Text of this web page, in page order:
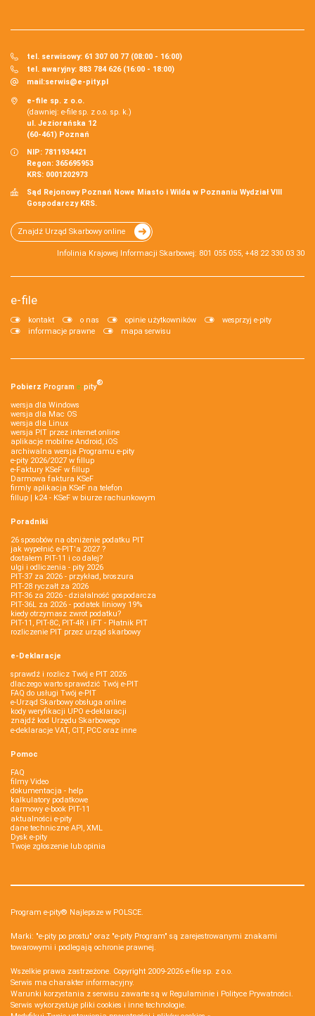
tel. serwisowy: 61 307 00 77 (08:00 - 16:00)
tel. awaryjny: 883 784 626 (16:00 - 18:00)
mail:serwis@e-pity.pl
e-file sp. z o.o.
(dawniej: e-file sp. z o.o. sp. k.)
ul. Jeziorańska 12
(60-461) Poznań
NIP: 7811934421
Regon: 365695953
KRS: 0001202973
Sąd Rejonowy Poznań Nowe Miasto i Wilda w Poznaniu Wydział VIII
Gospodarczy KRS.
Znajdź Urząd Skarbowy online
Infolinia Krajowej Informacji Skarbowej: 801 055 055, +48 22 330 03 30
e-file
kontakt o nas opinie użytkowników
wesprzyj e-pity
informacje prawne
mapa serwisu
Pobierz Program e‑pity®
wersja dla Windows
wersja dla Mac OS
wersja dla Linux
wersja PIT przez internet online
aplikacje mobilne Android, iOS
archiwalna wersja Programu e-pity
e-pity 2026/2027 w fillup
e‑Faktury KSeF w fillup
Darmowa faktura KSeF
firmly aplikacja KSeF na telefon
fillup | k24 - KSeF w biurze rachunkowym
Poradniki
26 sposobów na obniżenie podatku PIT
jak wypełnić e-PIT'a 2027 ?
dostałem PIT-11 i co dalej?
ulgi i odliczenia - pity 2026
PIT-37 za 2026 - przykład, broszura
PIT-28 ryczałt za 2026
PIT-36 za 2026 - działalność gospodarcza
PIT-36L za 2026 - podatek liniowy 19%
kiedy otrzymasz zwrot podatku?
PIT-11, PIT-8C, PIT-4R i IFT - Płatnik PIT
rozliczenie PIT przez urząd skarbowy
e-Deklaracje
sprawdź i rozlicz Twój e PIT 2026
dlaczego warto sprawdzić Twój e-PIT
FAQ do usługi Twój e-PIT
e-Urząd Skarbowy obsługa online
kody weryfikacji UPO e-deklaracji
znajdź kod Urzędu Skarbowego
e-deklaracje VAT, CIT, PCC oraz inne
Pomoc
FAQ
filmy Video
dokumentacja - help
kalkulatory podatkowe
darmowy e-book PIT-11
aktualności e-pity
dane techniczne API, XML
Dysk e-pity
Twoje zgłoszenie lub opinia
Program e-pity® Najlepsze w POLSCE.
Marki: "e-pity po prostu" oraz "e-pity Program" są zarejestrowanymi znakami
towarowymi i podlegają ochronie prawnej.
Wszelkie prawa zastrzeżone. Copyright 2009-2026 e-file sp. z o.o.
Serwis ma charakter informacyjny.
Warunki korzystania z serwisu zawarte są w Regulaminie i Polityce Prywatności.
Serwis wykorzystuje pliki cookies i inne technologie.